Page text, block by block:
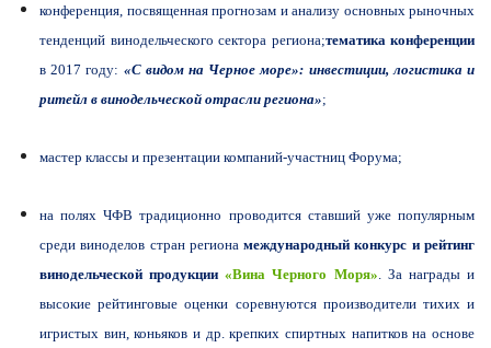
конференция, посвященная прогнозам и анализу основных рыночных
тенденций винодельческого сектора региона;тематика конференции
в 2017 году: «С видом на Черное море»: инвестиции, логистика и
ритейл в винодельческой отрасли региона»;
мастер классы и презентации компаний-участниц Форума;
на полях ЧФВ традиционно проводится ставший уже популярным
среди виноделов стран регионамеждународный конкурс и рейтинг
винодельческой продукции«Вина Черного Моря»
За награды и
высокие рейтинговые оценки соревнуются производители тихих и
игристых вин, коньяков и др. крепких спиртных напитков на основе